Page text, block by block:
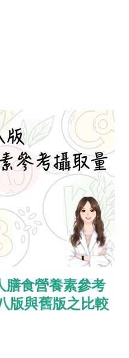
膳食營養素參考
版與舊版之比較